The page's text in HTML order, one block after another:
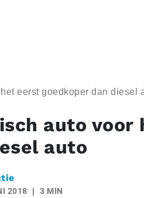
eerst goedkoper dan diesel
auto voor
auto
2018 3 MIN